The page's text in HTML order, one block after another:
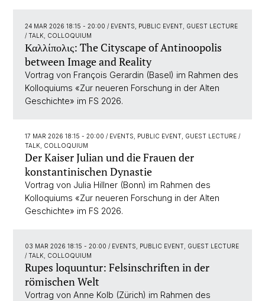
24 MAR 2026 18:15 - 20:00 / EVENTS, PUBLIC EVENT, GUEST LECTURE
/ TALK, COLLOQUIUM
Καλλίπολις: The Cityscape of Antinoopolis
between Image and Reality
Vortrag von François Gerardin (Basel) im Rahmen des
Kolloquiums «Zur neueren Forschung in der Alten
Geschichte» im FS 2026.
17 MAR 2026 18:15 - 20:00 / EVENTS, PUBLIC EVENT, GUEST LECTURE /
TALK, COLLOQUIUM
Der Kaiser Julian und die Frauen der
konstantinischen Dynastie
Vortrag von Julia Hillner (Bonn) im Rahmen des
Kolloquiums «Zur neueren Forschung in der Alten
Geschichte» im FS 2026.
03 MAR 2026 18:15 - 20:00 / EVENTS, PUBLIC EVENT, GUEST LECTURE
/ TALK, COLLOQUIUM
Rupes loquuntur: Felsinschriften in der
römischen Welt
Vortrag von Anne Kolb (Zürich) im Rahmen des